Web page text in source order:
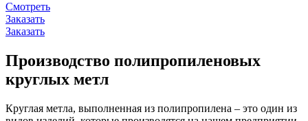
Смотреть
Заказать
Заказать
Производство полипропиленовых
круглых метл
Круглая метла, выполненная из полипропилена – это один из